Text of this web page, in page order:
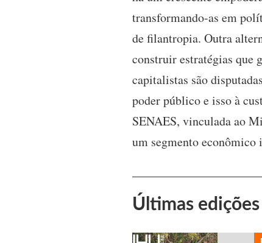
transformando-as em
de filantropia. Outra
construir estratégias que
capitalistas são
poder público e isso à
SENAES, vinculada ao
um segmento
Últimas edições